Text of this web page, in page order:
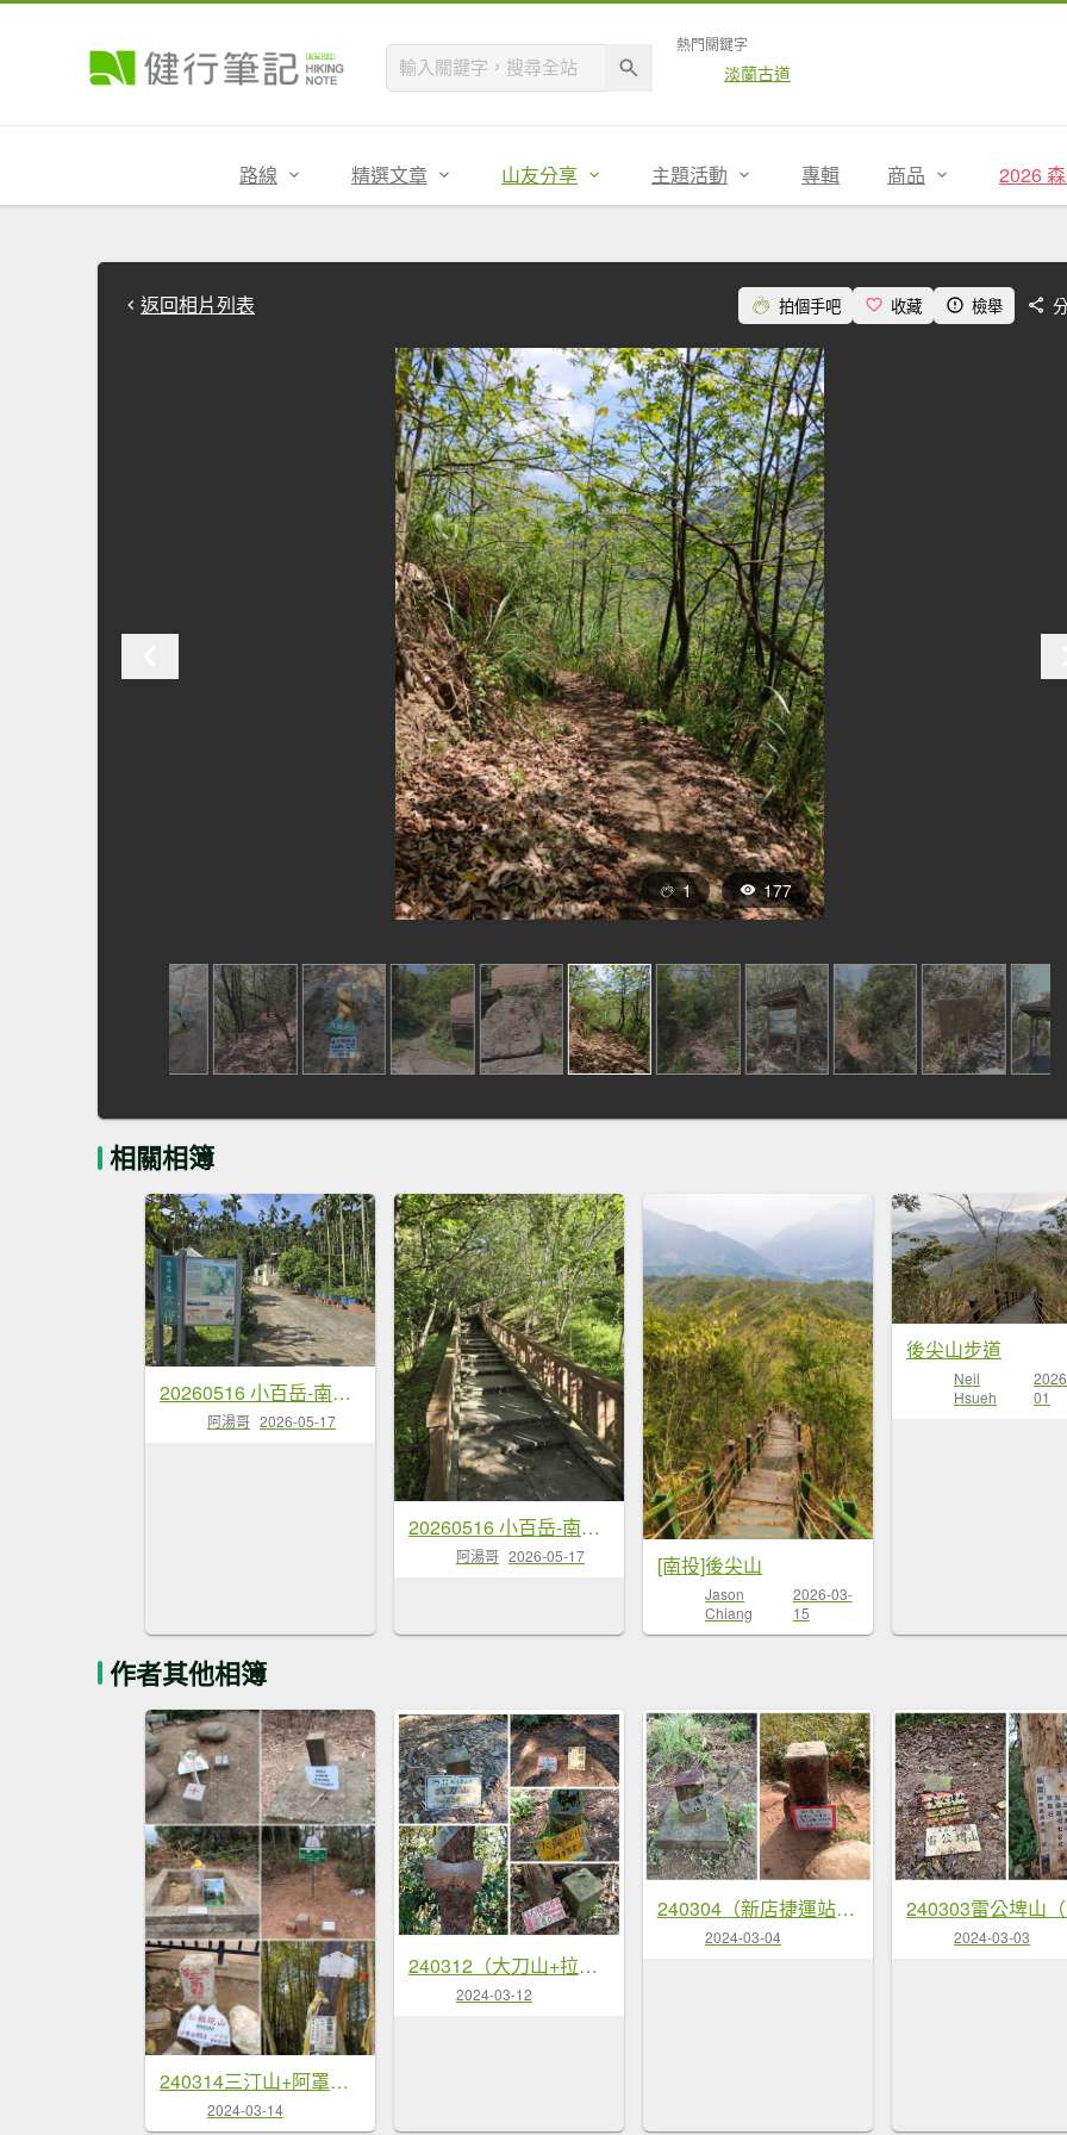
熱門關鍵字
淡蘭古道
路線 精選文章 山友分享 主題活動 專輯 商品 2026
返回相片列表 拍個手吧 收藏 檢舉
1 177
相關相簿
20260516 小百岳-南投後尖山
阿湯哥 2026-05-17
20260516 小百岳-南投貓囒山
阿湯哥 2026-05-17 [南投]後尖山
Jason
Chiang
2026-03-
15
後尖山步道
Neil
Hsueh
01
作者其他相簿
240314三汀山+阿罩霧山+橫山+松柏坑山+集集大山（一日五顆小百岳）
2024-03-14
240312（大刀山+拉樸山+大保克山+多望來山+大保克山西峰）O形
2024-03-12
240304（新店捷運站+灣潭山+和美山+新店捷運站）O形
2024-03-04 2024-03-03